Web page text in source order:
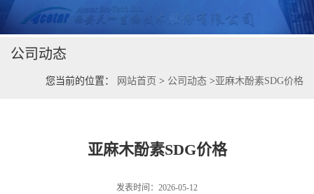
公司介绍
公司动态
产品展厅
公司动态
您当前的位置： 网站首页 > 公司动态 >亚麻木酚素SDG价格
亚麻木酚素SDG价格
发表时间：2026-05-12